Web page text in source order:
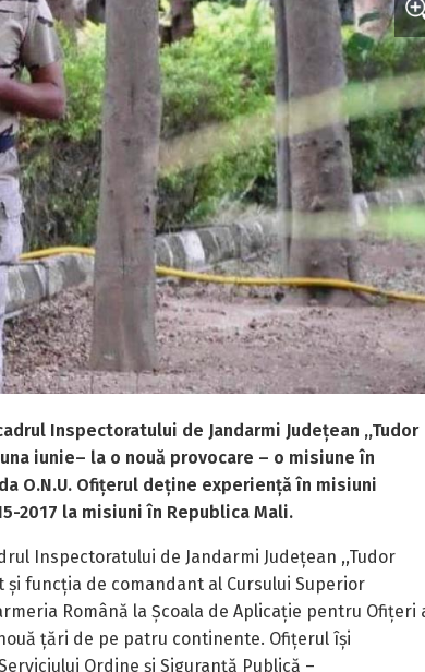
Inspectoratului de Jandarmi Județean ,,Tudor
iunie– la o nouă provocare – o misiune în
O.N.U. Ofițerul deține experiență în misiuni
2017 la misiuni în Republica Mali.
Inspectoratului de Jandarmi Județean ,,Tudor
funcția de comandant al Cursului Superior
Română la Școala de Aplicație pentru Ofițeri
țări de pe patru continente. Ofițerul își
Ordine și Siguranță Publică –